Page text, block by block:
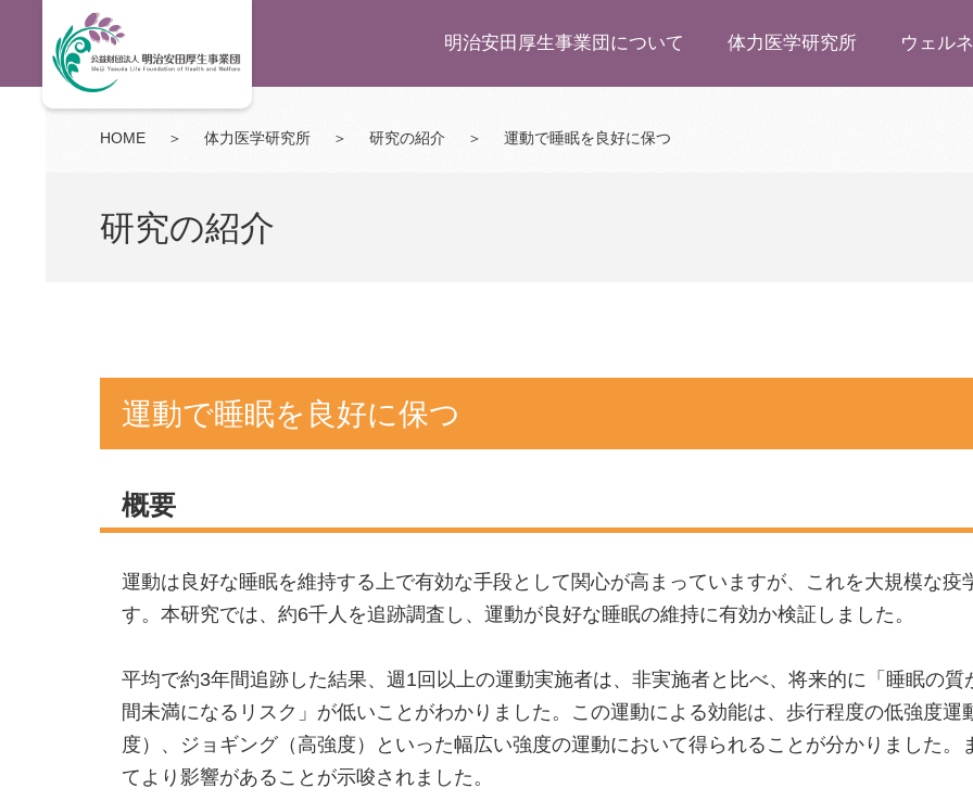
明治安田厚生事業団について 体力医学研究所 ウェル
HOME ＞ 体力医学研究所 ＞ 研究の紹介 ＞ 運動で睡眠を良好に保つ
研究の紹介
運動で睡眠を良好に保つ
概要
運動は良好な睡眠を維持する上で有効な手段として関心が高まっていますが、これを大規模な
す。本研究では、約6千人を追跡調査し、運動が良好な睡眠の維持に有効か検証しました。
平均で約3年間追跡した結果、週1回以上の運動実施者は、非実施者と比べ、将来的に「睡眠の
間未満になるリスク」が低いことがわかりました。この運動による効能は、歩行程度の低強度
度）、ジョギング（高強度）といった幅広い強度の運動において得られることが分かりました
てより影響があることが示唆されました。